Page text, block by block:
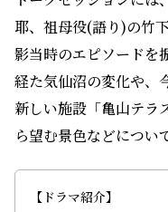
耶、祖母役(語り)の竹
影当時のエピソードを
経た気仙沼の変化や、
新しい施設「亀山テ
ら望む景色などについ
【ドラマ紹介】